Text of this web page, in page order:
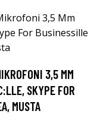
3,5 MM
SKYPE FOR
MUSTA